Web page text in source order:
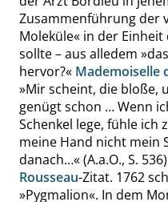
Zusammenführung der
Moleküle« in der
sollte – aus alledem »
hervor?« Mademoiselle
»Mir scheint, die bloße,
genügt schon … Wenn
Schenkel lege, fühle ich
meine Hand nicht mein
danach…«(A.a.O., S. 536)
Rousseau-Zitat. 1762
»Pygmalion«. In dem